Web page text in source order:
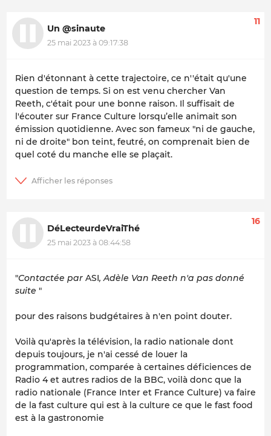
Un @sinaute
25 mai 2023 à 09:17:38
11
Rien d'étonnant à cette trajectoire, ce n''était qu'une
question de temps. Si on est venu chercher Van
Reeth, c'était pour une bonne raison. Il suffisait de
l'écouter sur France Culture lorsqu’elle animait son
émission quotidienne. Avec son fameux "ni de gauche,
ni de droite" bon teint, feutré, on comprenait bien de
quel coté du manche elle se plaçait.
DéLecteurdeVraiThé
25 mai 2023 à 08:44:58
16
"Contactée par ASI, Adèle Van Reeth n'a pas donné
suite "
pour des raisons budgétaires à n'en point douter.
Voilà qu'après la télévision, la radio nationale dont
depuis toujours, je n'ai cessé de louer la
programmation, comparée à certaines déficiences de
Radio 4 et autres radios de la BBC, voilà donc que la
radio nationale (France Inter et France Culture) va faire
de la fast culture qui est à la culture ce que le fast food
est à la gastronomie